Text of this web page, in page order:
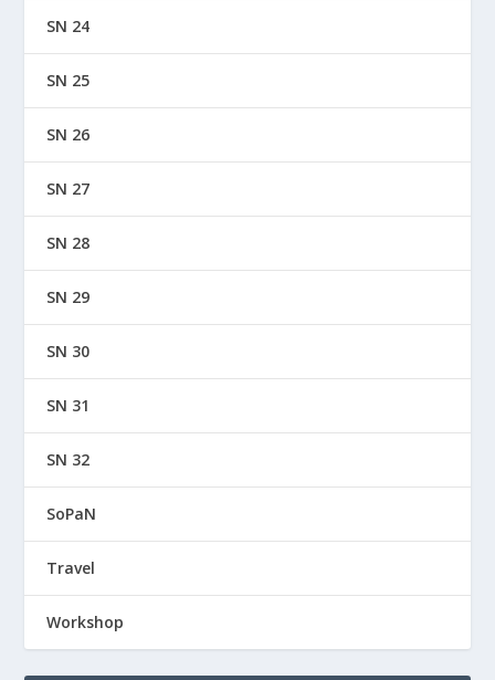
SN 24
SN 25
SN 26
SN 27
SN 28
SN 29
SN 30
SN 31
SN 32
SoPaN
Travel
Workshop